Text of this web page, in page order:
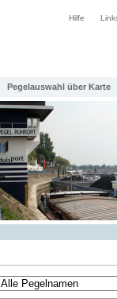
Hilfe
Pegelauswahl über Karte